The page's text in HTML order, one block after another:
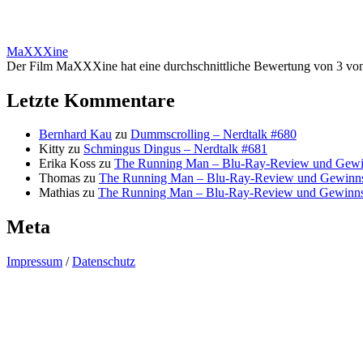
MaXXXine
Der Film MaXXXine hat eine durchschnittliche Bewertung von 3
Letzte Kommentare
Bernhard Kau zu Dummscrolling – Nerdtalk #680
Kitty zu Schmingus Dingus – Nerdtalk #681
Erika Koss zu The Running Man – Blu-Ray-Review und
Thomas zu The Running Man – Blu-Ray-Review und
Mathias zu The Running Man – Blu-Ray-Review und
Meta
Impressum /Datenschutz